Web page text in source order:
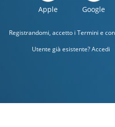
Apple Google
Registrandomi, accetto iTermini e
Utente già esistente? Accedi